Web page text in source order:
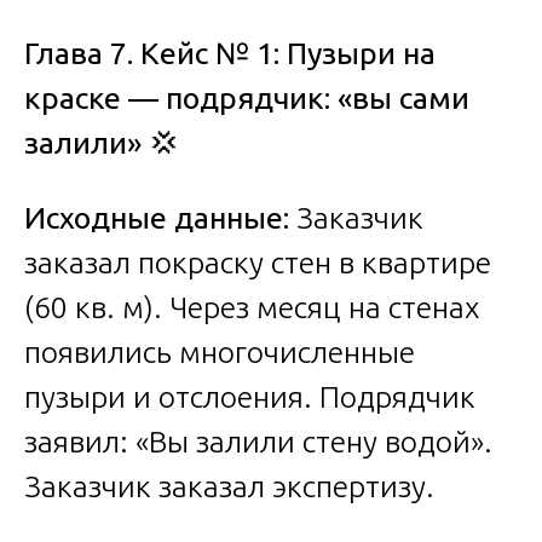
Глава 7. Кейс № 1: Пузыри на
краске — подрядчик: «вы сами
залили» 💢
Исходные данные: Заказчик
заказал покраску стен в квартире
(60 кв. м). Через месяц на стенах
появились многочисленные
пузыри и отслоения. Подрядчик
заявил: «Вы залили стену водой».
Заказчик заказал экспертизу.